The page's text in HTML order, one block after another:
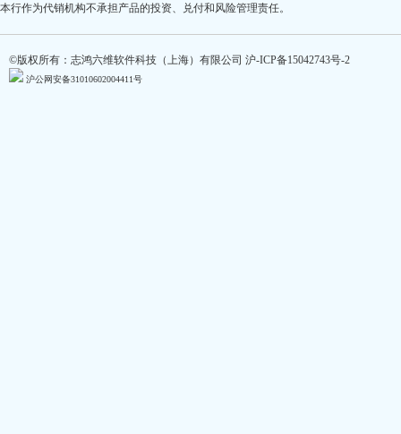
本行作为代销机构不承担产品的投资、兑付和风险管理责任。
©版权所有：志鸿六维软件科技（上海）有限公司 沪-ICP备15042743号-2
沪公网安备31010602004411号